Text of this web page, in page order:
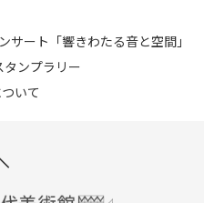
サート「響きわたる音と空間」
ンプラリー
いて